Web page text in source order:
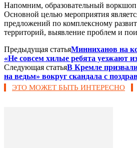
Напомним, образовательный воркшоп
Основной целью мероприятия
предложений по комплексному
территорий, выявление проблем и
Предыдущая статьяМинниханов на
«Не совсем хилые ребята уезжают
Следующая статьяВ Кремле
на ведьм» вокруг скандала с
ЭТО МОЖЕТ БЫТЬ ИНТЕРЕСНО